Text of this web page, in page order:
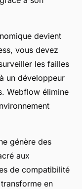
devient
vous devez
les failles
un développeur
Webflow élimine
génère des
aux
de compatibilité
en